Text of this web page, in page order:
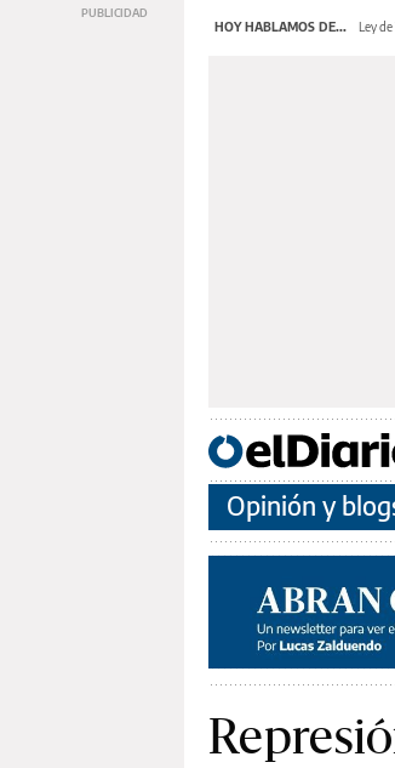
HOY HABLAMOS DE... Ley
Opinión y